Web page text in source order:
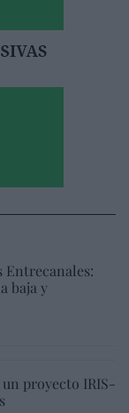
baja y
un proyecto IRIS-